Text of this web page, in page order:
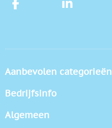
Aanbevolen categorieën
Bedrijfsinfo
Algemeen